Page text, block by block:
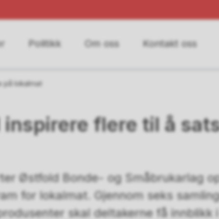
Politikk Om oss Kontakt oss
på lokalmat
flere til å
Østfold Bonde- og Småbrukarlag
for lokalmat. Gjennom seks
skal deltakerne få innblikk